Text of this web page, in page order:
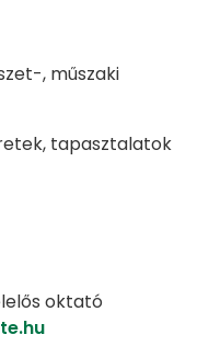
, műszaki
tapasztalatok
oktató